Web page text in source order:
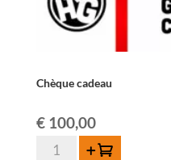
Chèque cadeau
€100,00
quantité
Ajouter au panier